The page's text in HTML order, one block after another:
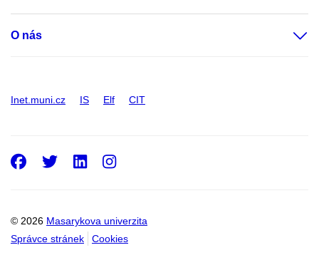
O nás
Inet.muni.cz IS Elf CIT
© 2026 Masarykova univerzita
Správce stránek
Cookies
Facebook
Twitter
LinkedIn
Instagram